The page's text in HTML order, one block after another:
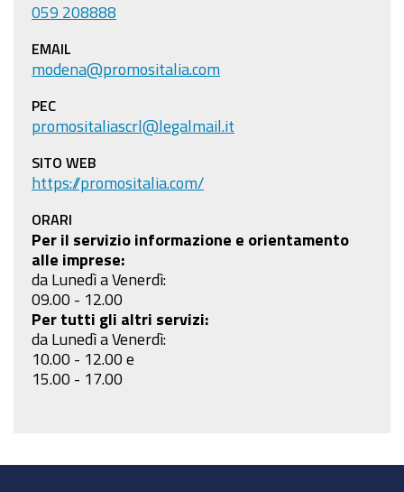
059 208888
EMAIL
modena@promositalia.com
PEC
promositaliascrl@legalmail.it
SITO WEB
https://promositalia.com/
ORARI
Per il servizio informazione e orientamento
alle imprese:
da Lunedì a Venerdì:
09.00 - 12.00
Per tutti gli altri servizi:
da Lunedì a Venerdì:
10.00 - 12.00 e
15.00 - 17.00